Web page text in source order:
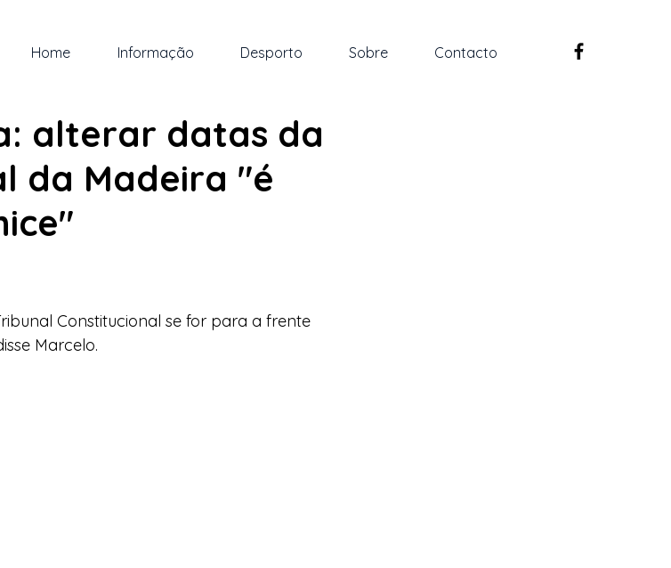
Home Informação Desporto Sobre Contacto
alterar datas da
da Madeira "é
Constitucional se for para a frente
Marcelo.